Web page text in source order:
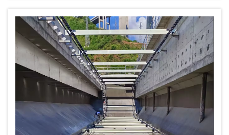
problema d’equipament. El mercat dels
raspalls per fangs està dominat per empreses
comercials...